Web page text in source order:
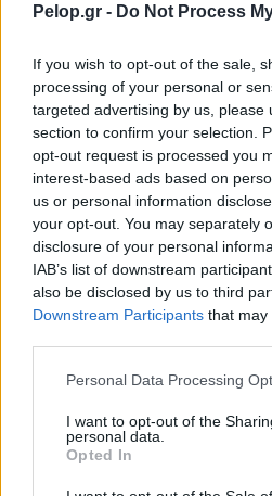
Pelop.gr - Do Not Process
If you wish to opt-out of the sale,
processing of your personal or
targeted advertising by us, please
section to confirm your selection.
opt-out request is processed you
interest-based ads based on
us or personal information
your opt-out. You may separately
disclosure of your personal
IAB’s list of downstream
also be disclosed by us to third
Downstream Participants that may
Please note that this website/app
not limited to your visit or usage
grant or deny consent to Google
use your data for below specified
consent section.
Personal Data Processing
I want to opt-out of the
personal data.
Opted In
Χρησιμοποιείς Google passkeys
Και όμως μπορούν να τους